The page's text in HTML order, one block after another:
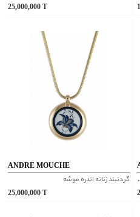
25,000,000
ANDRE MOUCHE
گردنبند زنانه اندره موشه
25,000,000